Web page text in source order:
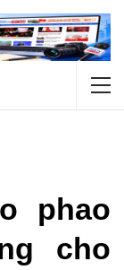
phao
cho